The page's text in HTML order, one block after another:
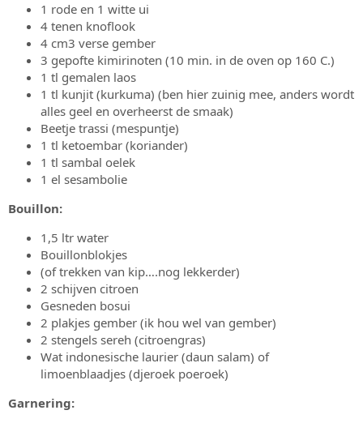
1 rode en 1 witte ui
4 tenen knoflook
4 cm3 verse gember
3 gepofte kimirinoten (10 min. in de oven op 160 C.)
1 tl gemalen laos
1 tl kunjit (kurkuma) (ben hier zuinig mee, anders wordt
alles geel en overheerst de smaak)
Beetje trassi (mespuntje)
1 tl ketoembar (koriander)
1 tl sambal oelek
1 el sesambolie
Bouillon:
1,5 ltr water
Bouillonblokjes
(of trekken van kip….nog lekkerder)
2 schijven citroen
Gesneden bosui
2 plakjes gember (ik hou wel van gember)
2 stengels sereh (citroengras)
Wat indonesische laurier (daun salam) of
limoenblaadjes (djeroek poeroek)
Garnering: